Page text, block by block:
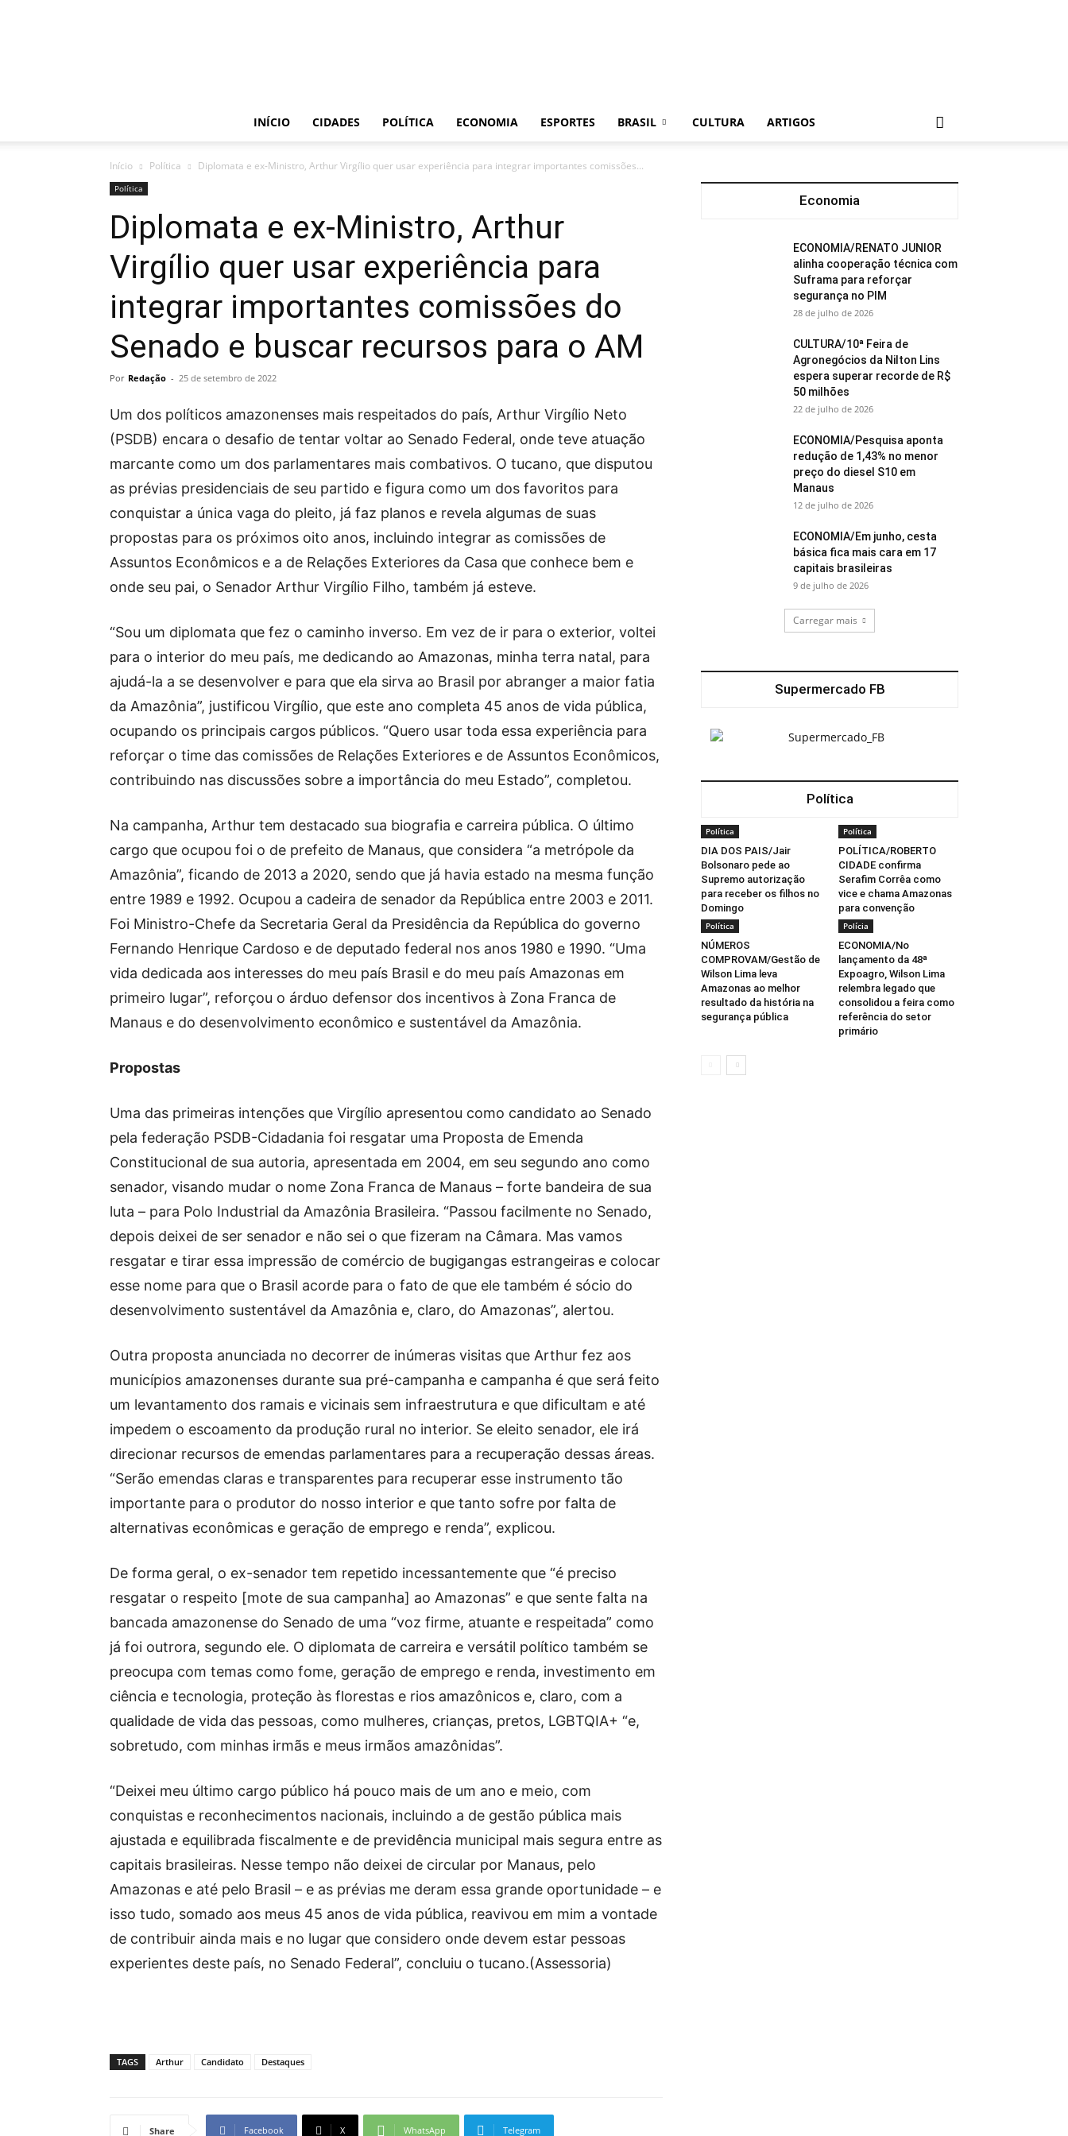
INÍCIO CIDADES POLÍTICA ECONOMIA ESPORTES BRASIL CULTURA ARTIGOS
Início Política Diplomata e ex-Ministro, Arthur Virgílio quer usar experiência para integrar importantes comissões...
Política
Diplomata e ex-Ministro, Arthur
Virgílio quer usar experiência para
integrar importantes comissões do
Senado e buscar recursos para o AM
Por Redação - 25 de setembro de 2022
Um dos políticos amazonenses mais respeitados do país, Arthur Virgílio Neto
(PSDB) encara o desafio de tentar voltar ao Senado Federal, onde teve atuação
marcante como um dos parlamentares mais combativos. O tucano, que disputou
as prévias presidenciais de seu partido e figura como um dos favoritos para
conquistar a única vaga do pleito, já faz planos e revela algumas de suas
propostas para os próximos oito anos, incluindo integrar as comissões de
Assuntos Econômicos e a de Relações Exteriores da Casa que conhece bem e
onde seu pai, o Senador Arthur Virgílio Filho, também já esteve.
“Sou um diplomata que fez o caminho inverso. Em vez de ir para o exterior, voltei
para o interior do meu país, me dedicando ao Amazonas, minha terra natal, para
ajudá-la a se desenvolver e para que ela sirva ao Brasil por abranger a maior fatia
da Amazônia”, justificou Virgílio, que este ano completa 45 anos de vida pública,
ocupando os principais cargos públicos. “Quero usar toda essa experiência para
reforçar o time das comissões de Relações Exteriores e de Assuntos Econômicos,
contribuindo nas discussões sobre a importância do meu Estado”, completou.
Na campanha, Arthur tem destacado sua biografia e carreira pública. O último
cargo que ocupou foi o de prefeito de Manaus, que considera “a metrópole da
Amazônia”, ficando de 2013 a 2020, sendo que já havia estado na mesma função
entre 1989 e 1992. Ocupou a cadeira de senador da República entre 2003 e 2011.
Foi Ministro-Chefe da Secretaria Geral da Presidência da República do governo
Fernando Henrique Cardoso e de deputado federal nos anos 1980 e 1990. “Uma
vida dedicada aos interesses do meu país Brasil e do meu país Amazonas em
primeiro lugar”, reforçou o árduo defensor dos incentivos à Zona Franca de
Manaus e do desenvolvimento econômico e sustentável da Amazônia.
Propostas
Uma das primeiras intenções que Virgílio apresentou como candidato ao Senado
pela federação PSDB-Cidadania foi resgatar uma Proposta de Emenda
Constitucional de sua autoria, apresentada em 2004, em seu segundo ano como
senador, visando mudar o nome Zona Franca de Manaus – forte bandeira de sua
luta – para Polo Industrial da Amazônia Brasileira. “Passou facilmente no Senado,
depois deixei de ser senador e não sei o que fizeram na Câmara. Mas vamos
resgatar e tirar essa impressão de comércio de bugigangas estrangeiras e colocar
esse nome para que o Brasil acorde para o fato de que ele também é sócio do
desenvolvimento sustentável da Amazônia e, claro, do Amazonas”, alertou.
Outra proposta anunciada no decorrer de inúmeras visitas que Arthur fez aos
municípios amazonenses durante sua pré-campanha e campanha é que será feito
um levantamento dos ramais e vicinais sem infraestrutura e que dificultam e até
impedem o escoamento da produção rural no interior. Se eleito senador, ele irá
direcionar recursos de emendas parlamentares para a recuperação dessas áreas.
“Serão emendas claras e transparentes para recuperar esse instrumento tão
importante para o produtor do nosso interior e que tanto sofre por falta de
alternativas econômicas e geração de emprego e renda”, explicou.
De forma geral, o ex-senador tem repetido incessantemente que “é preciso
resgatar o respeito [mote de sua campanha] ao Amazonas” e que sente falta na
bancada amazonense do Senado de uma “voz firme, atuante e respeitada” como
já foi outrora, segundo ele. O diplomata de carreira e versátil político também se
preocupa com temas como fome, geração de emprego e renda, investimento em
ciência e tecnologia, proteção às florestas e rios amazônicos e, claro, com a
qualidade de vida das pessoas, como mulheres, crianças, pretos, LGBTQIA+ “e,
sobretudo, com minhas irmãs e meus irmãos amazônidas”.
“Deixei meu último cargo público há pouco mais de um ano e meio, com
conquistas e reconhecimentos nacionais, incluindo a de gestão pública mais
ajustada e equilibrada fiscalmente e de previdência municipal mais segura entre as
capitais brasileiras. Nesse tempo não deixei de circular por Manaus, pelo
Amazonas e até pelo Brasil – e as prévias me deram essa grande oportunidade – e
isso tudo, somado aos meus 45 anos de vida pública, reavivou em mim a vontade
de contribuir ainda mais e no lugar que considero onde devem estar pessoas
experientes deste país, no Senado Federal”, concluiu o tucano.(Assessoria)
TAGS Arthur Candidato Destaques
Share Facebook X WhatsApp Telegram
Economia
ECONOMIA/RENATO JUNIOR
alinha cooperação técnica com
Suframa para reforçar
segurança no PIM
28 de julho de 2026
CULTURA/10ª Feira de
Agronegócios da Nilton Lins
espera superar recorde de R$
50 milhões
22 de julho de 2026
ECONOMIA/Pesquisa aponta
redução de 1,43% no menor
preço do diesel S10 em
Manaus
12 de julho de 2026
ECONOMIA/Em junho, cesta
básica fica mais cara em 17
capitais brasileiras
9 de julho de 2026
Carregar mais
Supermercado FB
Política
Política
DIA DOS PAIS/Jair
Bolsonaro pede ao
Supremo autorização
para receber os filhos no
Domingo
Política
POLÍTICA/ROBERTO
CIDADE confirma
Serafim Corrêa como
vice e chama Amazonas
para convenção
Política
NÚMEROS
COMPROVAM/Gestão de
Wilson Lima leva
Amazonas ao melhor
resultado da história na
segurança pública
Polícia
ECONOMIA/No
lançamento da 48ª
Expoagro, Wilson Lima
relembra legado que
consolidou a feira como
referência do setor
primário